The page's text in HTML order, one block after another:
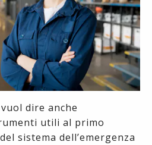
dire anche
utili al primo
sistema dell’emergenza